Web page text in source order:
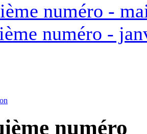
numéro -
numéro -
numéro